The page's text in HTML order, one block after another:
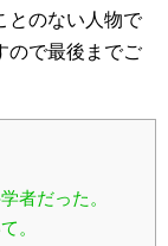
とのない人物で
ので最後までご
者だった。
。